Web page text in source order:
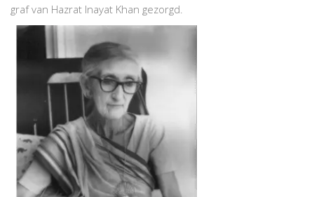
graf van Hazrat Inayat Khan gezorgd.